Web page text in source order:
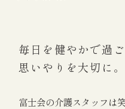
毎日を健やかで過ご
思いやりを大切に。
富士会の介護スタッフは